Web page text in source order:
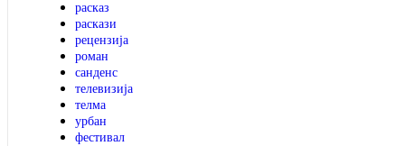
расказ
раскази
рецензија
роман
санденс
телевизија
телма
урбан
фестивал